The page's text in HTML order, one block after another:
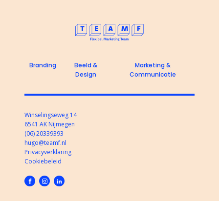
Branding
Beeld &
Design
Marketing &
Communicatie
Winselingseweg 14
6541 AK Nijmegen
(06) 20339393
hugo@teamf.nl
Privacyverklaring
Cookiebeleid